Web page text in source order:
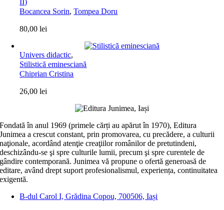
Bocancea Sorin,Tompea Doru
80,00lei
Univers didactic,
Stilistică eminesciană
Chiprian Cristina
26,00lei
Fondată în anul 1969 (primele cărți au apărut în 1970), Editura
Junimea a crescut constant, prin promovarea, cu precădere, a culturii
naţionale, acordând atenţie creaţiilor românilor de pretutindeni,
deschizându-se şi spre culturile lumii, precum şi spre curentele de
gândire contemporană. Junimea vă propune o ofertă generoasă de
editare, având drept suport profesionalismul, experiența, continuitatea
exigentă.
B-dul Carol I, Grădina Copou, 700506, Iași